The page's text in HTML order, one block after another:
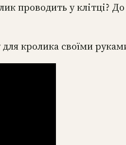
проводить у клітці?
кролика своїми